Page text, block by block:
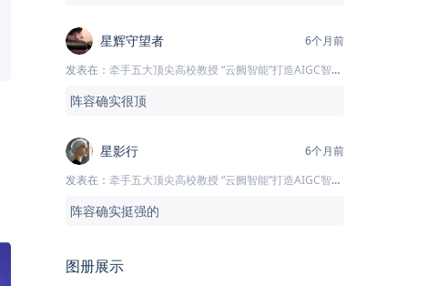
星辉守望者
6个月前
发表在： 牵手五大顶尖高校教授 “云阙智能”打造AIGC智囊团
阵容确实很顶
星影行
6个月前
发表在： 牵手五大顶尖高校教授 “云阙智能”打造AIGC智囊团
阵容确实挺强的
图册展示